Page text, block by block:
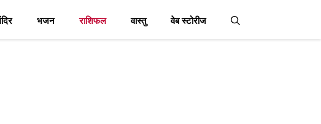
भजन राशिफल वास्तु वेब स्टोरीज